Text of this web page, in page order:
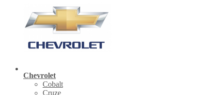
Chevrolet
Cobalt
Cruze